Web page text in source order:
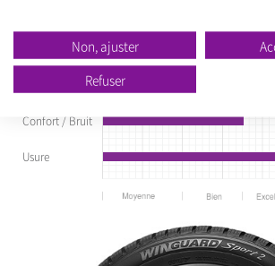
Performance
mouillée
Résistance au
roulement
Confort / Bruit
Usure
Non, ajuster
Refuser